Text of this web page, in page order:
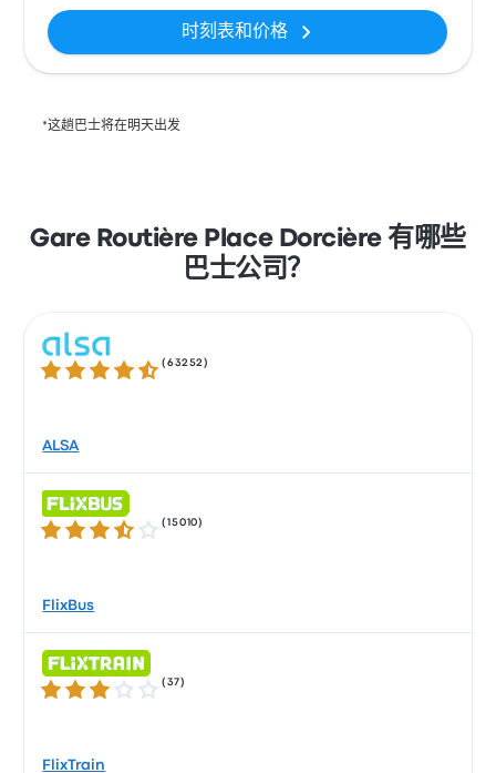
时刻表和价格
*这趟巴士将在明天出发
Gare Routière Place Dorcière 有哪些
巴士公司？
4.3 / 5 星 (63252 )
ALSA
3.5 / 5 星 (15010 )
FlixBus
3.0 / 5 星 (37 )
FlixTrain